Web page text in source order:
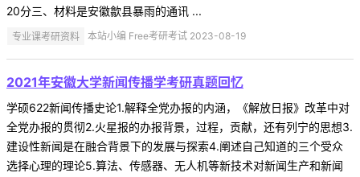
20分三、材料是安徽歙县暴雨的通讯 ...
专业课考研资料 本站小编 Free考研考试 2023-08-19
2021年安徽大学新闻传播学考研真题回忆
学硕622新闻传播史论1.解释全党办报的内涵，《解放日报》改革中对
全党办报的贯彻2.火星报的办报背景，过程，贡献，还有列宁的思想3.
建设性新闻是在融合背景下的发展与探索4.阐述自己知道的三个受众
选择心理的理论5.算法、传感器、无人机等新技术对新闻生产和新闻